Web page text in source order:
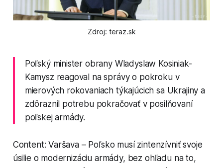
Zdroj: teraz.sk
Poľský minister obrany Wladyslaw Kosiniak-
Kamysz reagoval na správy o pokroku v
mierových rokovaniach týkajúcich sa Ukrajiny a
zdôraznil potrebu pokračovať v posilňovaní
poľskej armády.
Content: Varšava – Poľsko musí zintenzívniť svoje
úsilie o modernizáciu armády, bez ohľadu na to,